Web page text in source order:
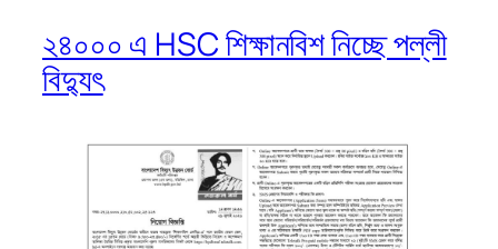
২৪০০০ এ HSC শিক্ষানবিশ নিচ্ছে পল্লী
বিদ্যুৎ